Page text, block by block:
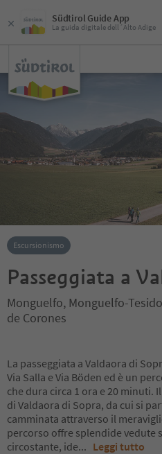
Südtirol Guide App
La guida digitale dell´Alto Adige
Escursionismo
Passeggiata a
Monguelfo, Monguelfo-
de Corones
La passeggiata a Valdaora di
Via Salla e Via Böden ed è un
che dura circa 1 ora e 20 minuti.
di Valdaora di Sopra, da cui si
camminata attraverso il
percorso offre splendide vedute
circostante, ide... Leggi tutto